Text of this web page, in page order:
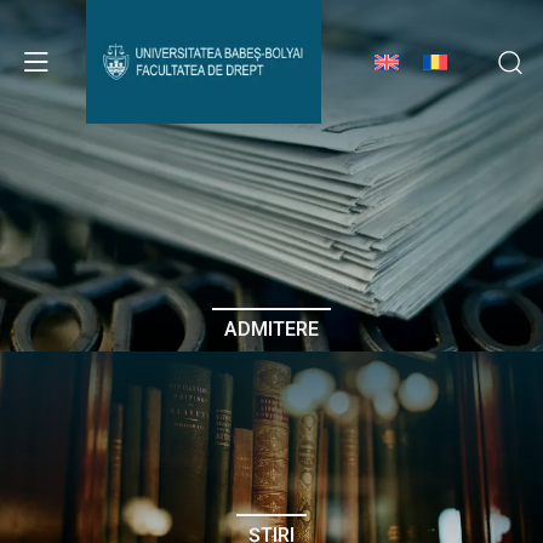
Avizier Studenți
Studii
Admitere
Erasmus & Internațional
Despre Facultate
ADMITERE
ȘTIRI